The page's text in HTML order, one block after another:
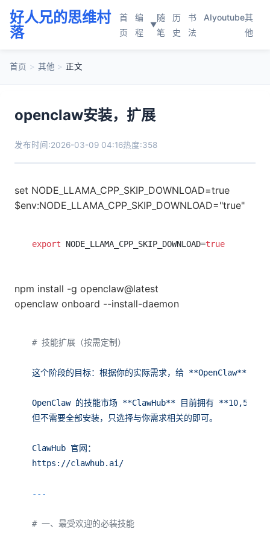
好人兄的思维村
落
首
页
编
程
▼
随
笔
历
史
书
法
AIyoutube其
他
首页 > 其他 > 正文
openclaw安装，扩展
发布时间:2026-03-09 04:16热度:358
set NODE_LLAMA_CPP_SKIP_DOWNLOAD=true
$env:NODE_LLAMA_CPP_SKIP_DOWNLOAD="true"
export NODE_LLAMA_CPP_SKIP_DOWNLOAD=true
npm install -g openclaw@latest
openclaw onboard --install-daemon
# 技能扩展（按需定制）
这个阶段的目标：根据你的实际需求，给 **OpenClaw**
OpenClaw 的技能市场 **ClawHub** 目前拥有 **10,518+
但不需要全部安装，只选择与你需求相关的即可。
ClawHub 官网：
https://clawhub.ai/
# 一、最受欢迎的必装技能